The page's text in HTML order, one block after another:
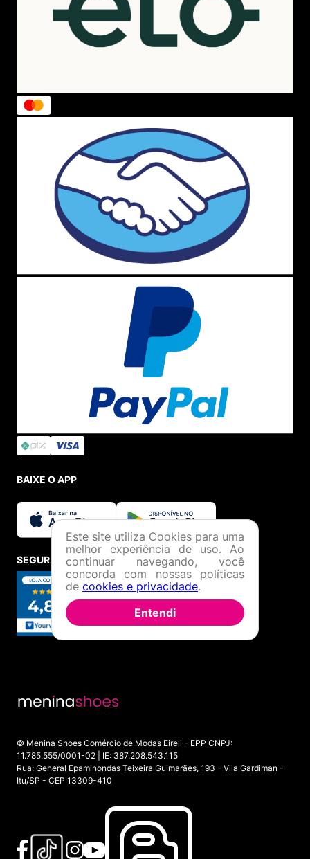
BAIXE O APP
SEGURANÇA E CREDIBILIDADE
© Menina Shoes Comércio de Modas Eireli - EPP CNPJ:
11.785.555/0001-02 | IE: 387.208.543.115
Rua: General Epaminondas Teixeira Guimarães, 193 - Vila Gardiman -
Itu/SP - CEP 13309-410
Este site utiliza Cookies para uma
melhor experiência de uso. Ao
continuar navegando, você
concorda com nossas políticas
de cookies e privacidade.
Entendi